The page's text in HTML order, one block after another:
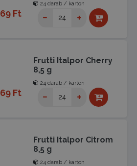
24 darab / karton
69 Ft
Frutti Italpor Cherry
8,5 g
24 darab / karton
69 Ft
Frutti Italpor Citrom
8,5 g
24 darab / karton